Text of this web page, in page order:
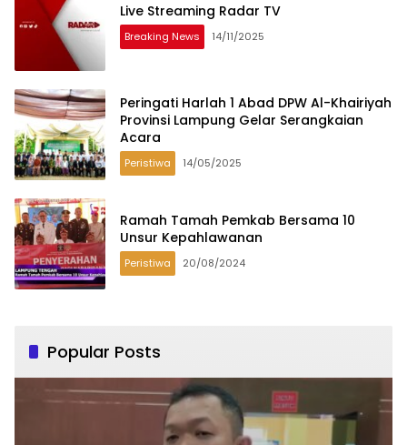
Live Streaming Radar TV
Breaking News 14/11/2025
Peringati Harlah 1 Abad DPW Al-Khairiyah
Provinsi Lampung Gelar Serangkaian
Acara
Peristiwa 14/05/2025
Ramah Tamah Pemkab Bersama 10
Unsur Kepahlawanan
Peristiwa 20/08/2024
Popular Posts